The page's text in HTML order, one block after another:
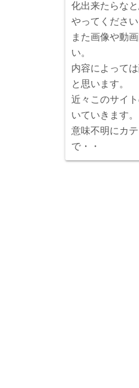
化出来たらな
やってください
また画像や動
い。
内容によって
と思います。
近々このサイ
いていきます。
意味不明にカ
で・・